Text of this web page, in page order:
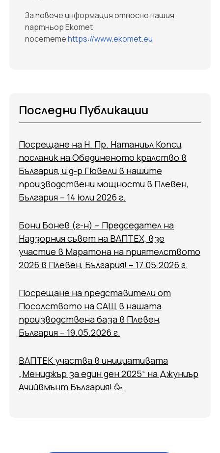
За повече информация относно нашия
партньор Ekomet
посететеhttps://www.ekomet.eu
Последни Публикации
Посрещане на Н. Пр. Натаниъл Копси,
посланик на Обединеното кралство в
България, и д-р Гювели в нашите
производствени мощности в Плевен,
България – 14 юли 2026 г.
Бони Бонев (г-н) – Председател на
Надзорния съвет на ВАПТЕХ, взе
участие в Маратона на приятелството
2026 в Плевен, България! – 17.05.2026 г.
Посрещане на представители от
Посолството на САЩ в нашата
производствена база в Плевен,
България – 19.05.2026 г.
ВАПТЕК участва в инициативата
„Мениджър за един ден 2025“ на Джуниър
Ачийвмънт България! 🥳